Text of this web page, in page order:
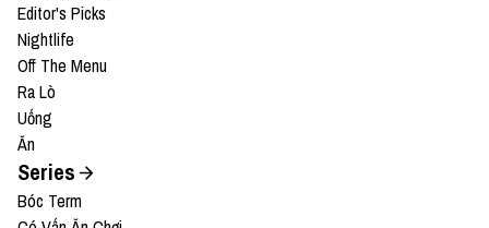
Editor's Picks
Nightlife
Off The Menu
Ra Lò
Uống
Ăn
Series
Bóc Term